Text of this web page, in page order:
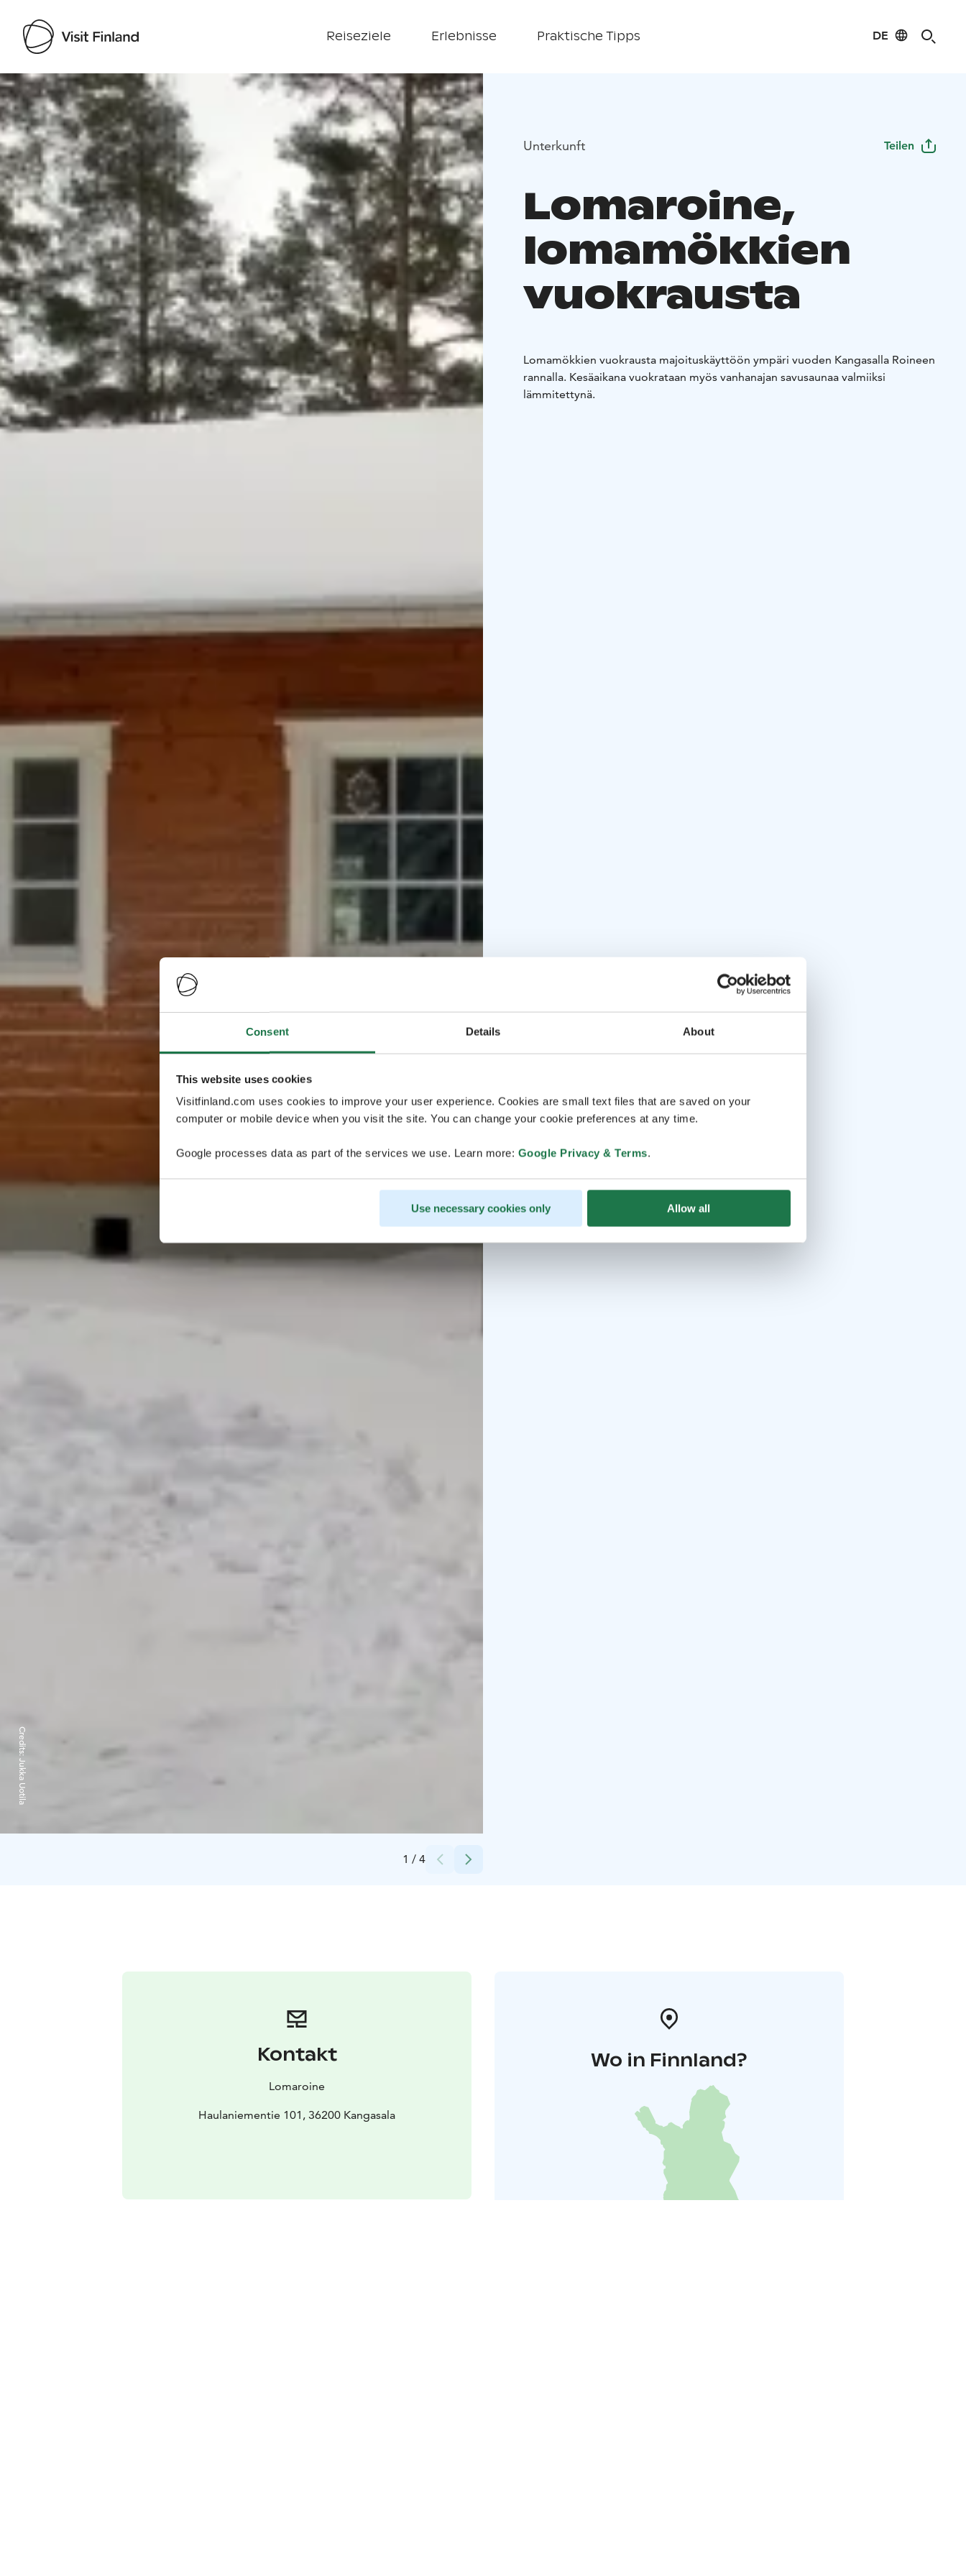
Consent Details About
This website uses cookies
Visitfinland.com uses cookies to improve your user experience. Cookies are small text files that are saved on your
computer or mobile device when you visit the site. You can change your cookie preferences at any time.
Google processes data as part of the services we use. Learn more: Google Privacy & Terms.
Use necessary cookies only Allow all
Reiseziele Erlebnisse Praktische Tipps DE
Visit Finland
1 / 4
Credits:
Jukka Uotila
Unterkunft Teilen
Lomaroine,
lomamökkien
vuokrausta
Lomamökkien vuokrausta majoituskäyttöön ympäri vuoden Kangasalla Roineen
rannalla. Kesäaikana vuokrataan myös vanhanajan savusaunaa valmiiksi
lämmitettynä.
Kontakt
Lomaroine
Haulaniementie 101, 36200 Kangasala
Wo in Finnland?